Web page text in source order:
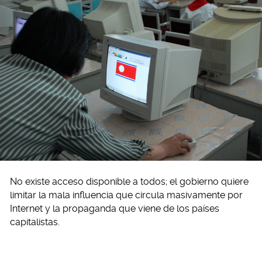
No existe acceso disponible a todos; el gobierno quiere
limitar la mala influencia que circula masivamente por
Internet y la propaganda que viene de los países
capitalistas.